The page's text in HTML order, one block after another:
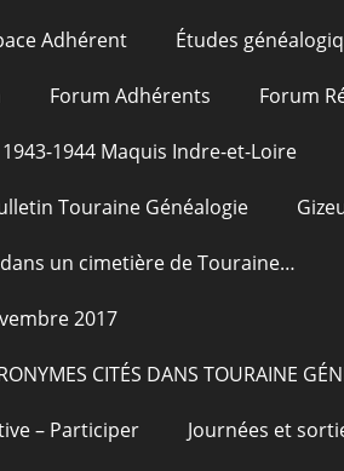
Adhérent Études
Forum Adhérents Forum
1943-1944 Maquis Indre-et-Loire
Touraine Généalogie
un cimetière de Touraine…
2017
CITÉS DANS TOURAINE
– Participer Journées et